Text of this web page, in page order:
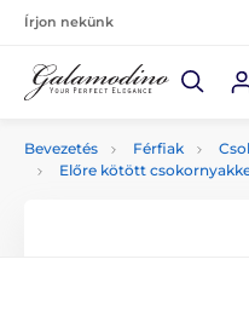
Írjon nekünk
Bevezetés Férfiak
Előre kötött